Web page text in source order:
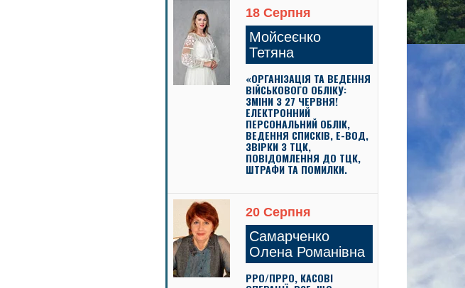
18 Серпня
Мойсеєнко
Тетяна
«ОРГАНІЗАЦІЯ ТА ВЕДЕННЯ
ВІЙСЬКОВОГО ОБЛІКУ:
ЗМІНИ З 27 ЧЕРВНЯ!
ЕЛЕКТРОННИЙ
ПЕРСОНАЛЬНИЙ ОБЛІК,
ВЕДЕННЯ СПИСКІВ, Е-ВОД,
ЗВІРКИ З ТЦК,
ПОВІДОМЛЕННЯ ДО ТЦК,
ШТРАФИ ТА ПОМИЛКИ.
20 Серпня
Самарченко
Олена Романівна
РРО/ПРРО, КАСОВІ